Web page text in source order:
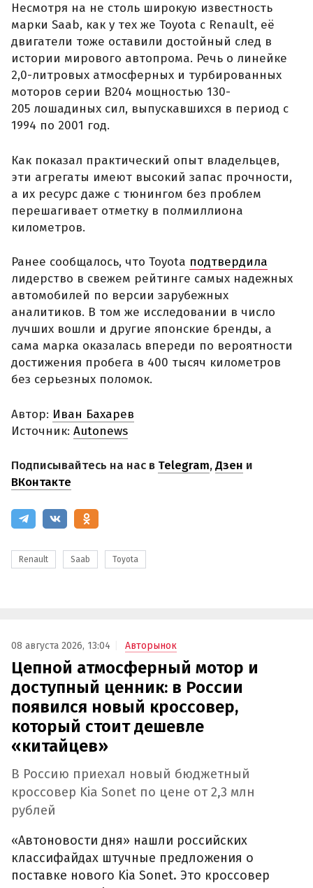
Несмотря на не столь широкую известность
марки Saab, как у тех же Toyota с Renault, её
двигатели тоже оставили достойный след в
истории мирового автопрома. Речь о линейке
2,0-литровых атмосферных и турбированных
моторов серии B204 мощностью 130-
205 лошадиных сил, выпускавшихся в период с
1994 по 2001 год.
Как показал практический опыт владельцев,
эти агрегаты имеют высокий запас прочности,
а их ресурс даже с тюнингом без проблем
перешагивает отметку в полмиллиона
километров.
Ранее сообщалось, что Toyota подтвердила
лидерство в свежем рейтинге самых надежных
автомобилей по версии зарубежных
аналитиков. В том же исследовании в число
лучших вошли и другие японские бренды, а
сама марка оказалась впереди по вероятности
достижения пробега в 400 тысяч километров
без серьезных поломок.
Автор: Иван Бахарев
Источник: Autonews
Подписывайтесь на нас в Telegram,Дзен и
ВКонтакте
Renault Saab Toyota
08 августа 2026, 13:04 Авторынок
Цепной атмосферный мотор и
доступный ценник: в России
появился новый кроссовер,
который стоит дешевле
«китайцев»
В Россию приехал новый бюджетный
кроссовер Kia Sonet по цене от 2,3 млн
рублей
«Автоновости дня» нашли российских
классифайдах штучные предложения о
поставке нового Kia Sonet. Это кроссовер